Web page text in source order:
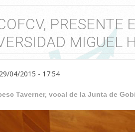
PRESENTE
MIGUEL
04/2015 - 17:54
Taverner, vocal de la Junta de